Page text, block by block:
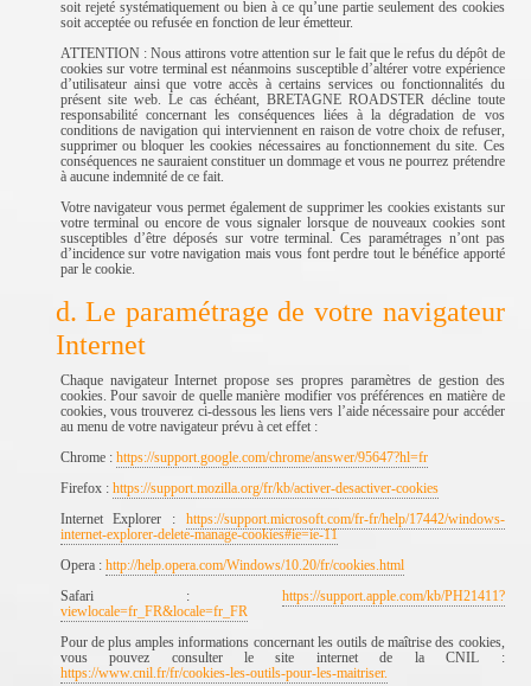
soit rejeté systématiquement ou bien à ce qu’une partie seulement des cookies
soit acceptée ou refusée en fonction de leur émetteur.
ATTENTION : Nous attirons votre attention sur le fait que le refus du dépôt de
cookies sur votre terminal est néanmoins susceptible d’altérer votre expérience
d’utilisateur ainsi que votre accès à certains services ou fonctionnalités du
présent site web. Le cas échéant, BRETAGNE ROADSTER décline toute
responsabilité concernant les conséquences liées à la dégradation de vos
conditions de navigation qui interviennent en raison de votre choix de refuser,
supprimer ou bloquer les cookies nécessaires au fonctionnement du site. Ces
conséquences ne sauraient constituer un dommage et vous ne pourrez prétendre
à aucune indemnité de ce fait.
Votre navigateur vous permet également de supprimer les cookies existants sur
votre terminal ou encore de vous signaler lorsque de nouveaux cookies sont
susceptibles d’être déposés sur votre terminal. Ces paramétrages n’ont pas
d’incidence sur votre navigation mais vous font perdre tout le bénéfice apporté
par le cookie.
d. Le paramétrage de votre navigateur
Internet
Chaque navigateur Internet propose ses propres paramètres de gestion des
cookies. Pour savoir de quelle manière modifier vos préférences en matière de
cookies, vous trouverez ci-dessous les liens vers l’aide nécessaire pour accéder
au menu de votre navigateur prévu à cet effet :
Chrome : https://support.google.com/chrome/answer/95647?hl=fr
Firefox : https://support.mozilla.org/fr/kb/activer-desactiver-cookies
Internet Explorer : https://support.microsoft.com/fr-fr/help/17442/windows-
internet-explorer-delete-manage-cookies#ie=ie-11
Opera : http://help.opera.com/Windows/10.20/fr/cookies.html
Safari : https://support.apple.com/kb/PH21411?
viewlocale=fr_FR&locale=fr_FR
Pour de plus amples informations concernant les outils de maîtrise des cookies,
vous pouvez consulter le site internet de la CNIL :
https://www.cnil.fr/fr/cookies-les-outils-pour-les-maitriser.